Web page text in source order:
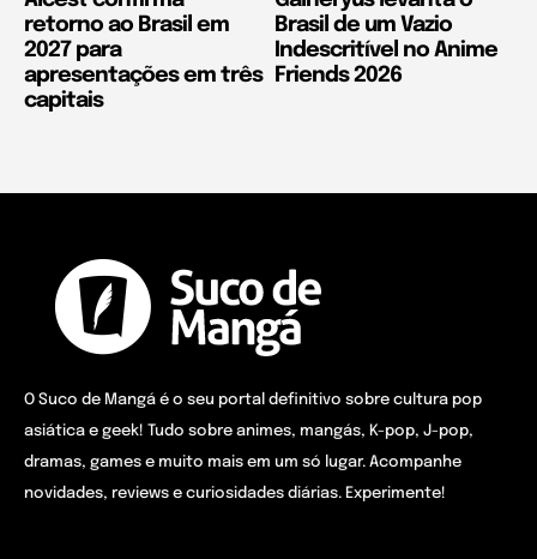
retorno ao Brasil em
2027 para
apresentações em três
capitais
Brasil de um Vazio
Indescritível no Anime
Friends 2026
O Suco de Mangá é o seu portal definitivo sobre cultura pop
asiática e geek! Tudo sobre animes, mangás, K-pop, J-pop,
dramas, games e muito mais em um só lugar. Acompanhe
novidades, reviews e curiosidades diárias. Experimente!